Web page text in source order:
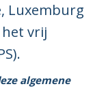
Luxemburg
vrij
algemene